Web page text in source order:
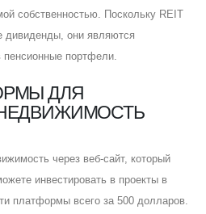
собственностью. Поскольку REIT
дивиденды, они являются
портфели.
ДЛЯ
через веб-сайт, который
инвестировать в проекты в
платформы всего за 500 долларов.